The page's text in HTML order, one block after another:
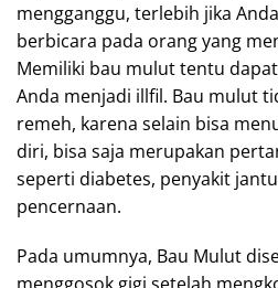
mengganggu, terlebih jika
berbicara pada orang yang
Memiliki bau mulut tentu
Anda menjadi illfil. Bau mulut
remeh, karena selain bisa
diri, bisa saja merupakan
seperti diabetes, penyakit
pencernaan.
Pada umumnya, Bau Mulut